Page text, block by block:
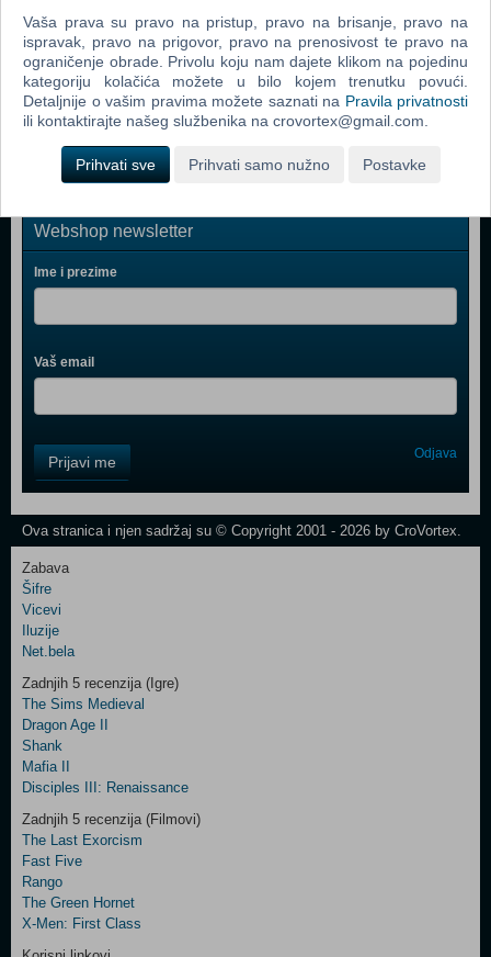
LEGO Vatrogasna postaja 60004
LEGO Delfinov kruzer 41015
LEGO Duplo luksuzna kutija zabave 10580
Webshop newsletter
Ime i prezime
Vaš email
Field
One
Newsletter
Control
Field
Two
Newsletter
Control
Field
Three
Newsletter
Prijavi me Odjava
Ova stranica i njen sadržaj su © Copyright 2001 - 2026 by CroVortex.
Zabava
Šifre
Vicevi
Iluzije
Net.bela
Zadnjih 5 recenzija (Igre)
The Sims Medieval
Dragon Age II
Shank
Mafia II
Disciples III: Renaissance
Zadnjih 5 recenzija (Filmovi)
The Last Exorcism
Fast Five
Rango
The Green Hornet
X-Men: First Class
Vaša prava su pravo na pristup, pravo na brisanje, pravo na
ispravak, pravo na prigovor, pravo na prenosivost te pravo na
ograničenje obrade. Privolu koju nam dajete klikom na pojedinu
kategoriju kolačića možete u bilo kojem trenutku povući.
Detaljnije o vašim pravima možete saznati na Pravila privatnosti
ili kontaktirajte našeg službenika na crovortex@gmail.com.
Prihvati sve Prihvati samo nužno Postavke